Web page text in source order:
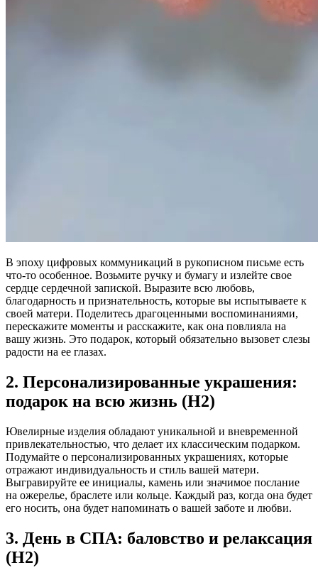
В эпоху цифровых коммуникаций в рукописном письме есть
что-то особенное. Возьмите ручку и бумагу и излейте свое
сердце сердечной запиской. Выразите всю любовь,
благодарность и признательность, которые вы испытываете к
своей матери. Поделитесь драгоценными воспоминаниями,
перескажите моменты и расскажите, как она повлияла на
вашу жизнь. Это подарок, который обязательно вызовет слезы
радости на ее глазах.
2. Персонализированные украшения:
подарок на всю жизнь (H2)
Ювелирные изделия обладают уникальной и вневременной
привлекательностью, что делает их классическим подарком.
Подумайте о персонализированных украшениях, которые
отражают индивидуальность и стиль вашей матери.
Выгравируйте ее инициалы, камень или значимое послание
на ожерелье, браслете или кольце. Каждый раз, когда она будет
его носить, она будет напоминать о вашей заботе и любви.
3. День в СПА: баловство и релаксация
(H2)